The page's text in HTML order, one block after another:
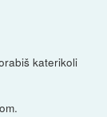
katerikoli